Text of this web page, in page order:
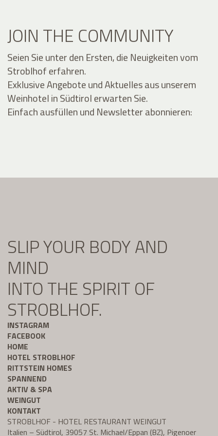
JOIN THE COMMUNITY
Seien Sie unter den Ersten, die Neuigkeiten vom
Stroblhof erfahren.
Exklusive Angebote und Aktuelles aus unserem
Weinhotel in Südtirol erwarten Sie.
Einfach ausfüllen und Newsletter abonnieren:
SLIP YOUR BODY AND
MIND
INTO THE SPIRIT OF
STROBLHOF.
INSTAGRAM
FACEBOOK
HOME
HOTEL STROBLHOF
RITTSTEIN HOMES
SPANNEND
AKTIV & SPA
WEINGUT
KONTAKT
STROBLHOF - HOTEL RESTAURANT WEINGUT
Italien – Südtirol, 39057 St. Michael/Eppan (BZ), Pigenoer